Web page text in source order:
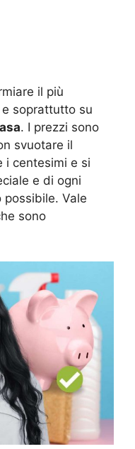
il più
soprattutto su
. I prezzi sono
svuotare il
i centesimi e si
e di ogni
possibile. Vale
sono